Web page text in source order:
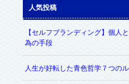
人気投稿
【セルフブランディング】個人
為の手段
人生が好転した青色哲学７つの